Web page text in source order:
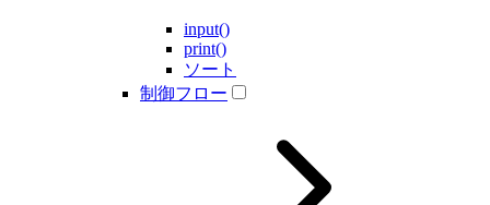
input()
print()
ソート
制御フロー